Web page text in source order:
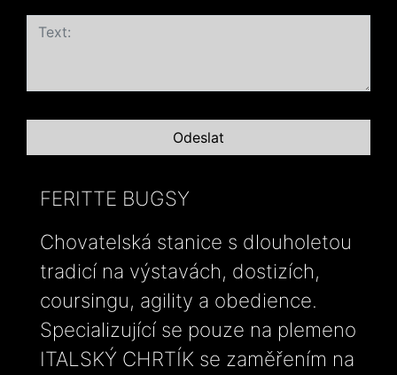
FERITTE BUGSY
Chovatelská stanice s dlouholetou
tradicí na výstavách, dostizích,
coursingu, agility a obedience.
Specializující se pouze na plemeno
ITALSKÝ CHRTÍK se zaměřením na